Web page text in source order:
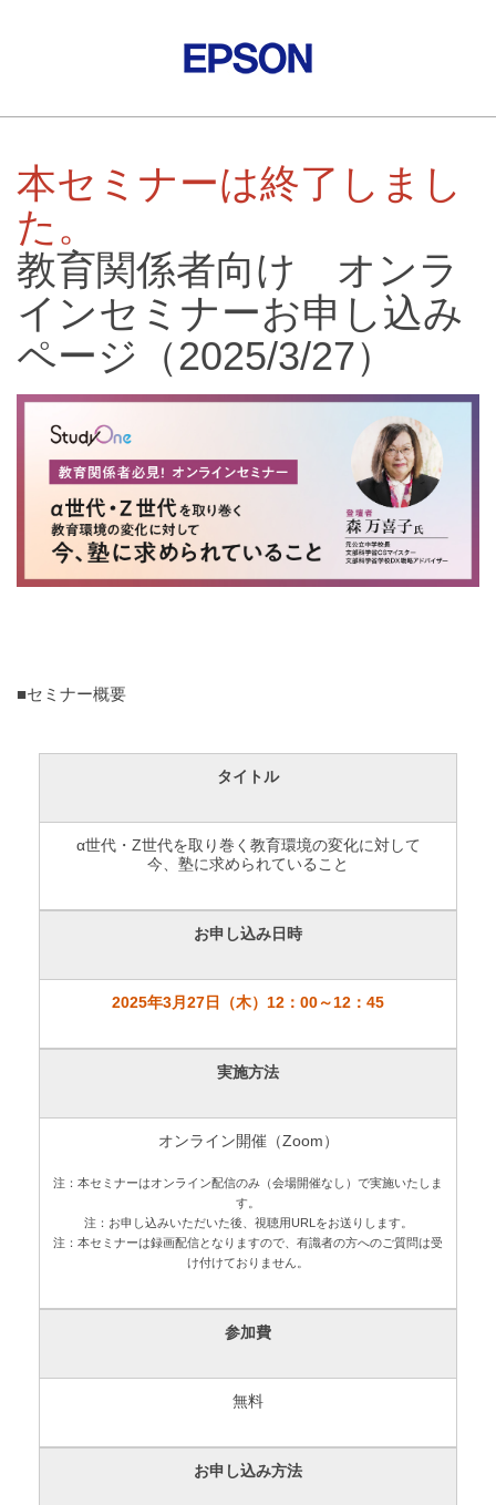
本セミナーは終了しまし
た。
教育関係者向け オンラ
インセミナーお申し込み
ページ（2025/3/27）
■セミナー概要
タイトル
α世代・Z世代を取り巻く教育環境の変化に対して
今、塾に求められていること
お申し込み日時
2025年3月27日（木）12：00～12：45
実施方法
オンライン開催（Zoom）
注：本セミナーはオンライン配信のみ（会場開催なし）で実施いたしま
す。
注：お申し込みいただいた後、視聴用URLをお送りします。
注：本セミナーは録画配信となりますので、有識者の方へのご質問は受
け付けておりません。
参加費
無料
お申し込み方法